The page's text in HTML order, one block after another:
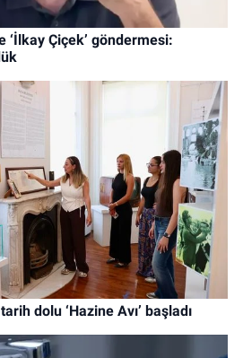
‘İlkay Çiçek’ göndermesi:
dolu ‘Hazine Avı’ başladı